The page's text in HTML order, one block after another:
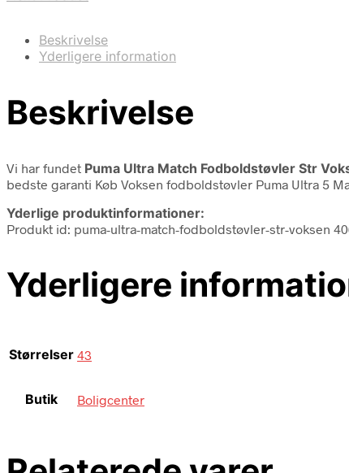
Beskrivelse
Yderligere information
Beskrivelse
Vi har fundet Puma Ultra Match Fodboldstøvler Str
bedste garanti Køb Voksen fodboldstøvler Puma Ultra 5
Yderlige produktinformationer:
Produkt id: puma-ultra-match-fodboldstøvler-str-voksen
Yderligere
Størrelser 43
Butik Boligcenter